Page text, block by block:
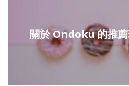
關於 Ondoku 的推